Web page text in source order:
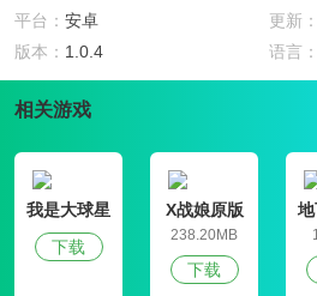
身，给玩家极佳的体验。
游戏特色
新iOS苹果破解版，当然小编推荐如果你的手机
你们可以等到它哪一天强势回归再来玩。
游戏评测
全民炫舞无限钻石最新iOS苹果破解版是一款
蹈手机游戏。这款游戏将我们生活中的舞蹈搬
头按钮来进行着游戏，喜欢跳舞的朋友只用在
平台： 安卓 更新：
版本： 1.0.4 语言：
相关游戏
我是大球星
下载
X战娘原版
238.20MB
下载